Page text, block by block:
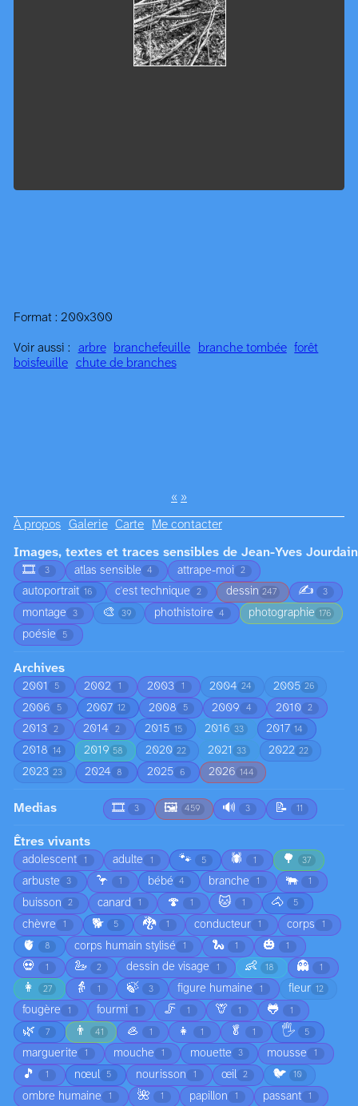
Format : 200x300
Voir aussi : arbre branchefeuille branche tombée forêt
boisfeuille chute de branches
« »
À propos Galerie Carte Me contacter
Images, textes et traces sensibles de Jean-Yves Jourdain
🎞️
3 atlas sensible 4 attrape-moi 2
autoportrait 16 c'est technique 2 dessin 247 ✍️ 3
montage 3 🎨 39 phothistoire 4 photographie 176
poésie 5
Archives
2001 5 2002 1 2003 1 2004 24 2005 26
2006 5 2007 12 2008 5 2009 4 2010 2
2013 2 2014 2 2015 15 2016 33 2017 14
2018 14 2019 58 2020 22 2021 33 2022 22
2023 23 2024 8 2025 6 2026 144
Medias 🎞️ 3 🖼️ 459 🔊 3 📝 11
Êtres vivants
adolescent 1 adulte 1 🐾 5 🕷️ 1 🌳 37
arbuste 3 🦩 1 bébé 4 branche 1 🐃 1
buisson 2 canard 1 🍄 1 🐱 1 🐴 5
chèvre 1 🐕 5 🐉 1 conducteur 1 corps 1
🫀 8 corps humain stylisé 1 🐍 1 🎃 1
💀 1 🦢 2 dessin de visage 1 👶 18 👻 1
👩 27 👵 1 🍃 3 figure humaine 1 fleur 12
fougère 1 fourmi 1 🦵 1 🦒 1 🐸 1
🌿 7 👨 41 🦪 1 👧 1 🥬 1 🖐️ 5
marguerite 1 mouche 1 mouette 3 mousse 1
🎵 1 nœul 5 nourisson 1 œil 2 🐦 10
ombre humaine 1 🌺 1 papillon 1 passant 1